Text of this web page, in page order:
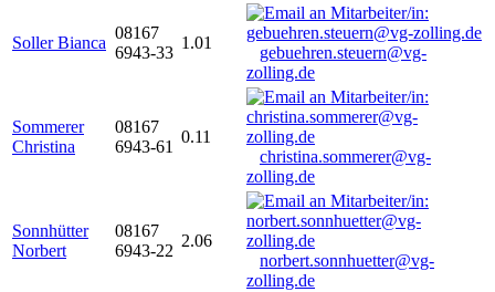
Soller Bianca
08167
6943-33
1.01
gebuehren.steuern@vg-
zolling.de
Sommerer
Christina
08167
6943-61
0.11
christina.sommerer@vg-
zolling.de
Sonnhütter
Norbert
08167
6943-22
2.06
norbert.sonnhuetter@vg-
zolling.de